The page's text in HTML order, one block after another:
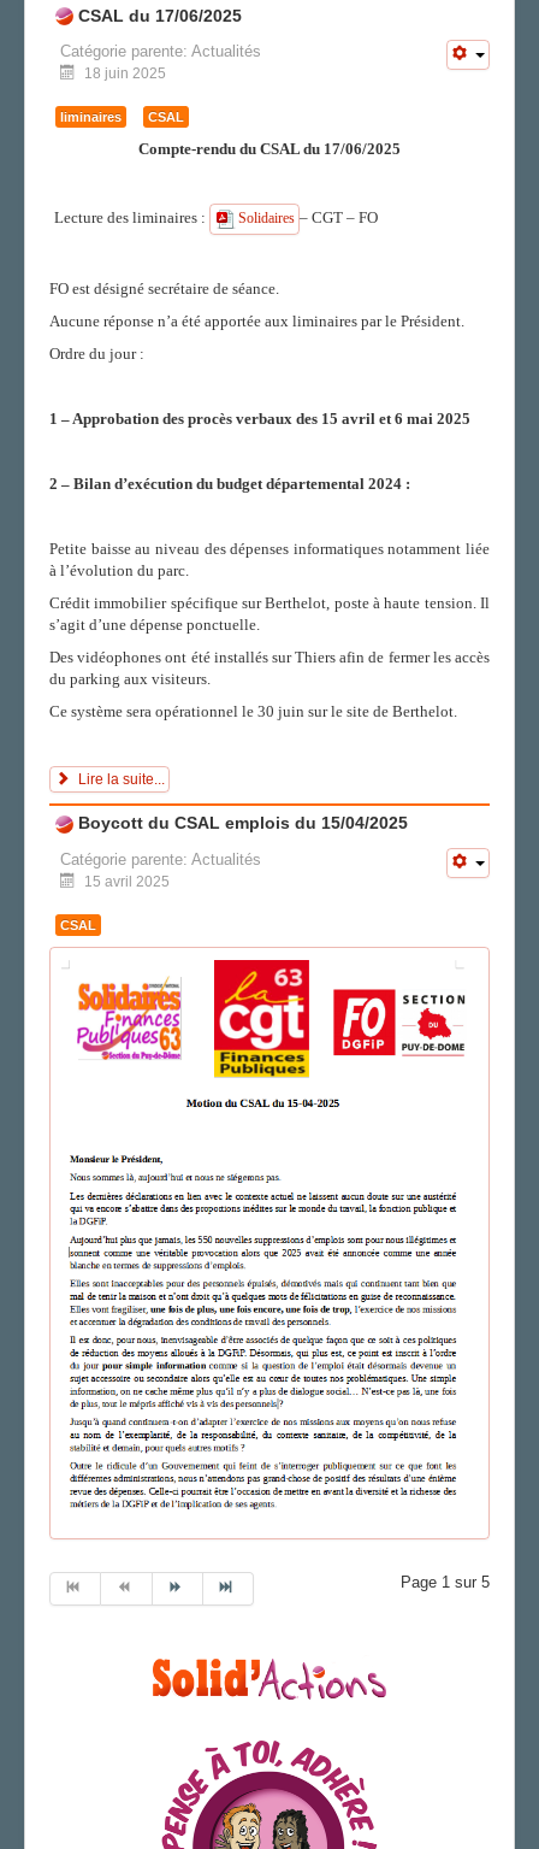
CSAL du 17/06/2025
Catégorie parente: Actualités
18 juin 2025
liminaires CSAL
Compte-rendu du CSAL du 17/06/2025
Lecture des liminaires : Solidaires – CGT – FO
FO est désigné secrétaire de séance.
Aucune réponse n’a été apportée aux liminaires par le Président.
Ordre du jour :
1 – Approbation des procès verbaux des 15 avril et 6 mai 2025
2 – Bilan d’exécution du budget départemental 2024 :
Petite baisse au niveau des dépenses informatiques notamment liée
à l’évolution du parc.
Crédit immobilier spécifique sur Berthelot, poste à haute tension. Il
s’agit d’une dépense ponctuelle.
Des vidéophones ont été installés sur Thiers afin de fermer les accès
du parking aux visiteurs.
Ce système sera opérationnel le 30 juin sur le site de Berthelot.
Lire la suite...
Boycott du CSAL emplois du 15/04/2025
Catégorie parente: Actualités
15 avril 2025
CSAL
Page 1 sur 5